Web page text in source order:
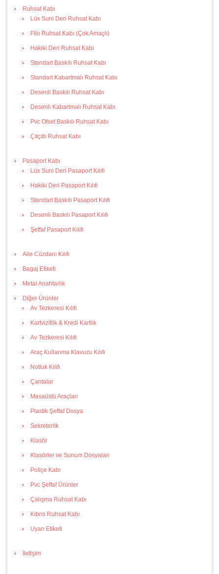
Ruhsat Kabı
Lüx Suni Deri Ruhsat Kabı
Filo Ruhsat Kabı (Çok Amaçlı)
Hakiki Deri Ruhsat Kabı
Standart Baskılı Ruhsat Kabı
Standart Kabartmalı Ruhsat Kabı
Desenli Baskılı Ruhsat Kabı
Desenli Kabartmalı Ruhsat Kabı
Pvc Ofset Baskılı Ruhsat Kabı
Çıtçıtlı Ruhsat Kabı
Pasaport Kabı
Lüx Suni Deri Pasaport Kılıfı
Hakiki Deri Pasaport Kılıfı
Standart Baskılı Pasaport Kılıfı
Desenli Baskılı Pasaport Kılıfı
Şeffaf Pasaport Kılıfı
Aile Cüzdanı Kılıfı
Bagaj Etiketi
Metal Anahtarlık
Diğer Ürünler
Av Tezkeresi Kılıfı
Kartvizitlik & Kredi Kartlık
Av Tezkeresi Kılıfı
Araç Kullanma Klavuzu Kılıfı
Notluk Kılıfı
Çantalar
Masaüstü Araçları
Plastik Şeffaf Dosya
Sekreterlik
Klasör
Klasörler ve Sunum Dosyaları
Poliçe Kabı
Pvc Şeffaf Ürünler
Çalışma Ruhsat Kabı
Kıbrıs Ruhsat Kabı
Uyarı Etiketi
İletişim